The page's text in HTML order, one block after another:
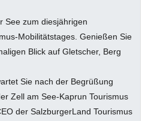
See zum diesjährigen
Mobilitätstages. Genießen Sie
Blick auf Gletscher, Berg
Sie nach der Begrüßung
Zell am See-Kaprun Tourismus
der SalzburgerLand Tourismus